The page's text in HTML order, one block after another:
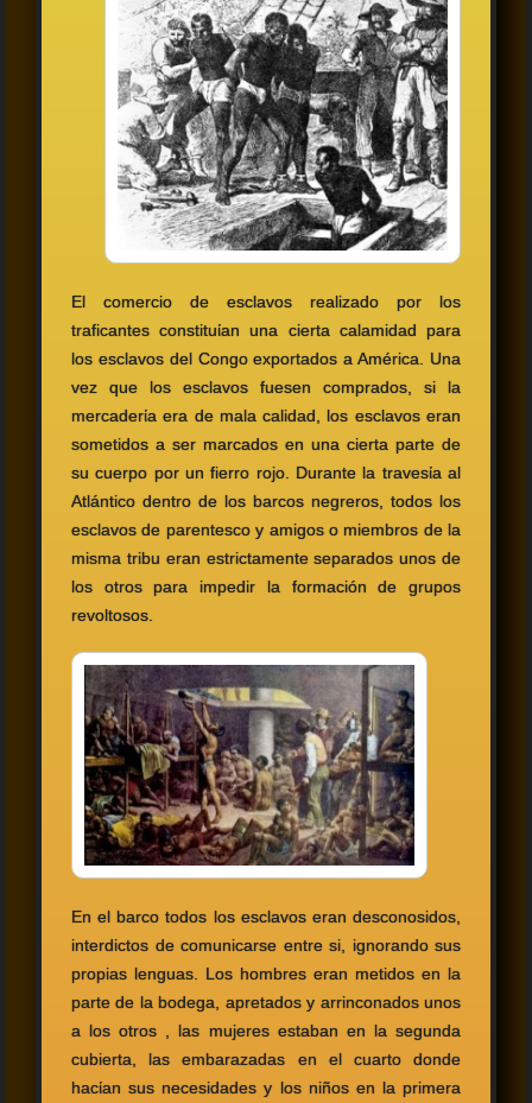
El comercio de esclavos realizado por los
traficantes constituίan una cierta calamidad para
los esclavos del Congo exportados a América. Una
vez que los esclavos fuesen comprados, si la
mercaderίa era de mala calidad, los esclavos eran
sometidos a ser marcados en una cierta parte de
su cuerpo por un fierro rojo. Durante la travesίa al
Atlántico dentro de los barcos negreros, todos los
esclavos de parentesco y amigos o miembros de la
misma tribu eran estrictamente separados unos de
los otros para impedir la formación de grupos
revoltosos.
En el barco todos los esclavos eran desconosidos,
interdictos de comunicarse entre si, ignorando sus
propias lenguas. Los hombres eran metidos en la
parte de la bodega, apretados y arrinconados unos
a los otros , las mujeres estaban en la segunda
cubierta, las embarazadas en el cuarto donde
hacίan sus necesidades y los niños en la primera